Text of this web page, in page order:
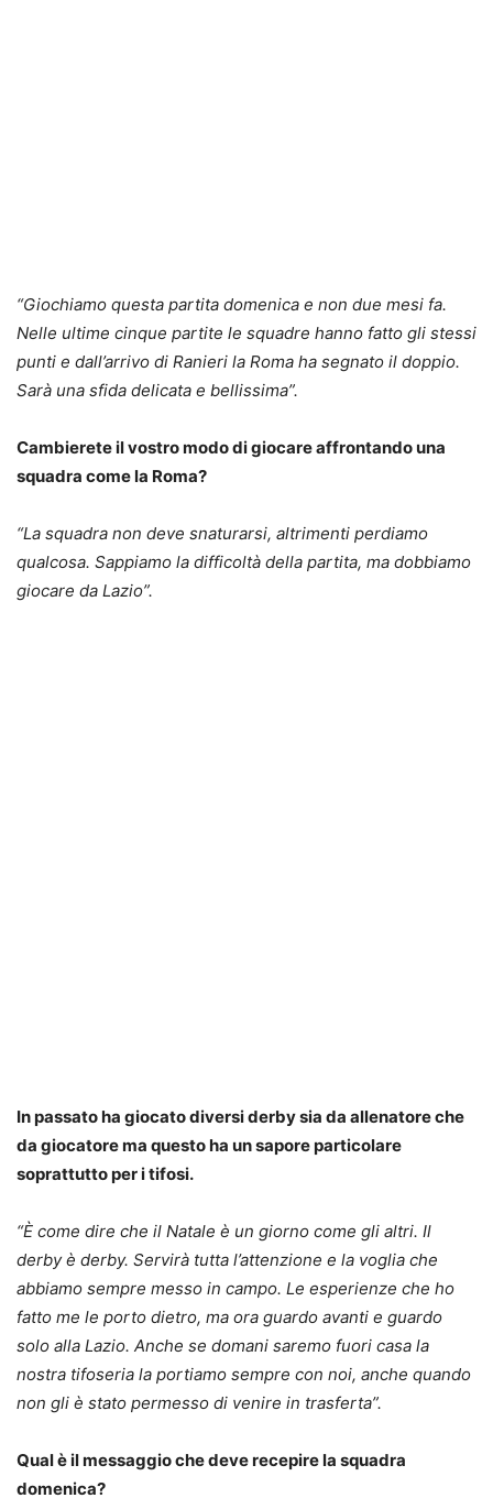
“Giochiamo questa partita domenica e non due mesi fa.
Nelle ultime cinque partite le squadre hanno fatto gli stessi
punti e dall’arrivo di Ranieri la Roma ha segnato il doppio.
Sarà una sfida delicata e bellissima”.
Cambierete il vostro modo di giocare affrontando una
squadra come la Roma?
“La squadra non deve snaturarsi, altrimenti perdiamo
qualcosa. Sappiamo la difficoltà della partita, ma dobbiamo
giocare da Lazio”.
In passato ha giocato diversi derby sia da allenatore che
da giocatore ma questo ha un sapore particolare
soprattutto per i tifosi.
“È come dire che il Natale è un giorno come gli altri. Il
derby è derby. Servirà tutta l’attenzione e la voglia che
abbiamo sempre messo in campo. Le esperienze che ho
fatto me le porto dietro, ma ora guardo avanti e guardo
solo alla Lazio. Anche se domani saremo fuori casa la
nostra tifoseria la portiamo sempre con noi, anche quando
non gli è stato permesso di venire in trasferta”.
Qual è il messaggio che deve recepire la squadra
domenica?